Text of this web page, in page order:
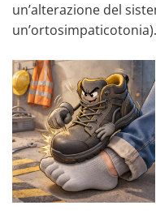
un’alterazione del
un’ortosimpaticotonia).